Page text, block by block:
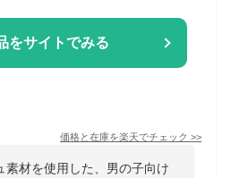
をサイトでみる
価格と在庫を楽天でチェック >>
素材を使用した、男の子向け